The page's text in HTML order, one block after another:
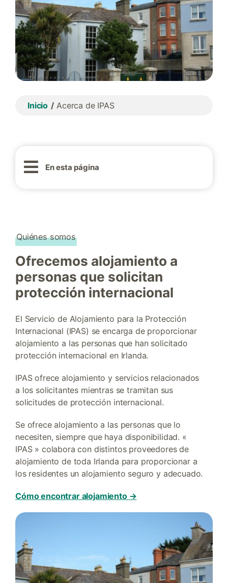
Inicio Acerca de IPAS
En esta página
Quiénes somos
Ofrecemos alojamiento a
personas que solicitan
protección internacional
El Servicio de Alojamiento para la Protección
Internacional (IPAS) se encarga de proporcionar
alojamiento a las personas que han solicitado
protección internacional en Irlanda.
IPAS ofrece alojamiento y servicios relacionados
a los solicitantes mientras se tramitan sus
solicitudes de protección internacional.
Se ofrece alojamiento a las personas que lo
necesiten, siempre que haya disponibilidad. «
IPAS » colabora con distintos proveedores de
alojamiento de toda Irlanda para proporcionar a
los residentes un alojamiento seguro y adecuado.
Cómo encontrar alojamiento →